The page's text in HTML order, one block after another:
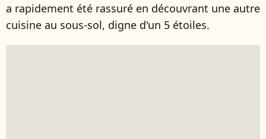
a rapidement été rassuré en découvrant une autre
cuisine au sous-sol, digne d'un 5 étoiles.